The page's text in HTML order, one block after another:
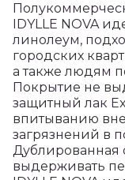
IDYLLE NOVA
линолеум,
городских
а также людям
Покрытие не
защитный лак
впитыванию
загрязнений в
Дублированная
выдерживать